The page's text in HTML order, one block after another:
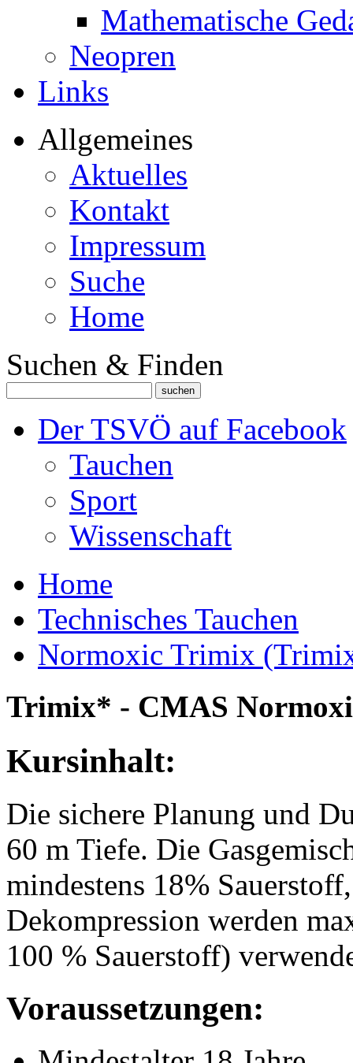
Mathematische
Neopren
Links
Allgemeines
Aktuelles
Kontakt
Impressum
Suche
Home
Suchen & Finden
Der TSVÖ auf Facebook
Tauchen
Sport
Wissenschaft
Home
Technisches Tauchen
Normoxic Trimix
Trimix* - CMAS
Kursinhalt:
Die sichere Planung und
60 m Tiefe. Die
mindestens 18%
Dekompression werden
100 % Sauerstoff)
Voraussetzungen: